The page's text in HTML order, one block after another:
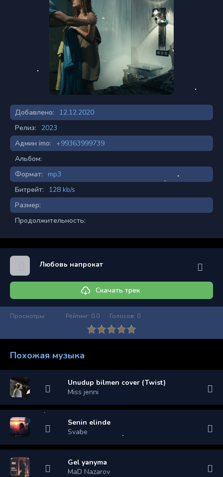
Добавлено:
12.12.2020
Релиз:
2023
Админ imo:
+99363999739
Альбом:
Формат:
mp3
Битрейт:
128 kb/s
Размер:
Продолжительность:
Любовь напрокат
Скачать трек
Просмотры: Рейтинг: 0.0 Голосов: 0
Похожая музыка
Unudup bilmen cover (Twist)
Miss jenni
Senin elinde
Svabe
Gel yanyma
MaD Nazarov